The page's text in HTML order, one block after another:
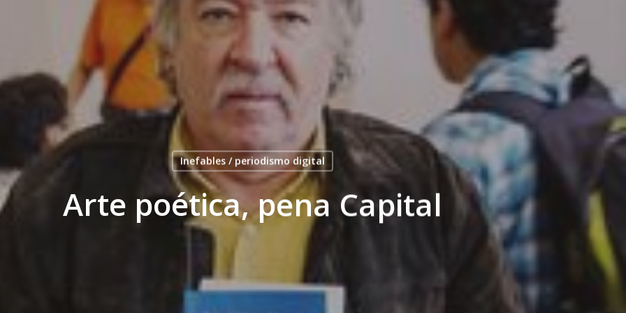
Inefables / periodismo digital
Arte poética, pena Capital